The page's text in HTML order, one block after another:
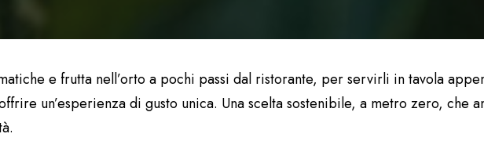
e frutta nell’orto a pochi passi dal ristorante, per servirli in tavola
un’esperienza di gusto unica. Una scelta sostenibile, a metro zero, che